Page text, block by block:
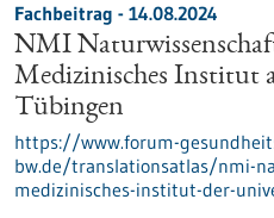
Fachbeitrag - 14.08.2024
NMI
Medizinisches Institut
Tübingen
https://www.forum-
bw.de/translationsatlas/nmi-
medizinisches-institut-der-